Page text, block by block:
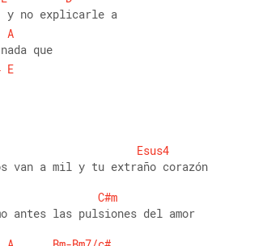
y no explicarle a
A
que
E
Esus4
van a mil y tu extraño corazón
C#m
antes las pulsiones del amor